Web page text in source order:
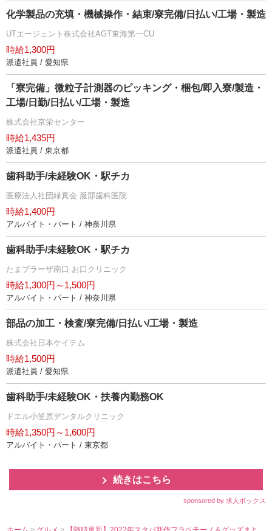
化学製品の充填・機械操作・結束/寮完備/日払い/工場・製造
UTエージェント株式会社AGT東海第一CU
時給1,300円
派遣社員 / 愛知県
「寮完備」微粒子計測器のピッキング・梱包/即入寮/製造・
工場/日勤/日払い/工場・製造
株式会社京栄センター
時給1,435円
派遣社員 / 東京都
歯科助手/未経験OK・駅チカ
医療法人社団緑真会 服部歯科医院
時給1,400円
アルバイト・パート / 神奈川県
歯科助手/未経験OK・駅チカ
たまプラーザ南口 お口クリニック
時給1,300円～1,500円
アルバイト・パート / 神奈川県
部品の加工・検査/寮完備/日払い/工場・製造
株式会社日本ケイテム
時給1,500円
派遣社員 / 愛知県
歯科助手/未経験OK・扶養内勤務OK
ドエル小笠原デンタルクリニック
時給1,350円～1,600円
アルバイト・パート / 東京都
続きはこちら
sponsored by 求人ボックス